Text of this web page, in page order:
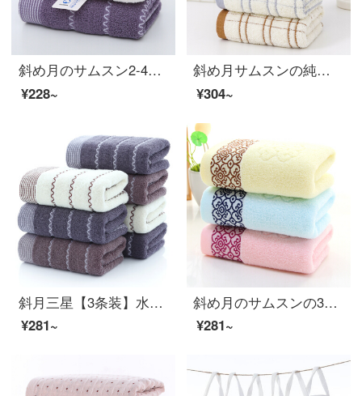
斜め月のサムスン2-4条が純綿のタオルを詰めている中の風情家庭用のカップルはタオルを洗って柔軟に水を吸い込む（白+青）の中の風情を洗います。
¥228~
斜め月サムスンの純綿のタオルは全綿のタオルを吸い込んで、顔を洗って4条が流星雨のタオルを詰めます。
¥304~
斜月三星【3条装】水紋の純綿タオルメーカー直営家庭用大人用フェイスタオル、強力吸水超柔らかい肌35*75 cm 3枚に水紋タオル
¥281~
斜め月のサムスンの3条はネットの花のタオルを詰めます。
¥281~